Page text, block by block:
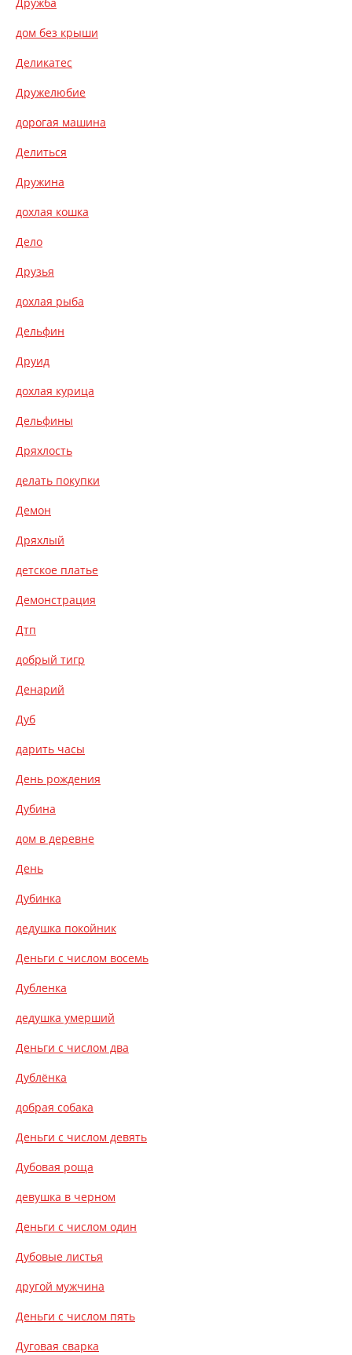
дом без крыши
Деликатес
Дружелюбие
дорогая машина
Делиться
Дружина
дохлая кошка
Дело
Друзья
дохлая рыба
Дельфин
Друид
дохлая курица
Дельфины
Дряхлость
делать покупки
Демон
Дряхлый
детское платье
Демонстрация
Дтп
добрый тигр
Денарий
Дуб
дарить часы
День рождения
Дубина
дом в деревне
День
Дубинка
дедушка покойник
Деньги с числом восемь
Дубленка
дедушка умерший
Деньги с числом два
Дублёнка
добрая собака
Деньги с числом девять
Дубовая роща
девушка в черном
Деньги с числом один
Дубовые листья
другой мужчина
Деньги с числом пять
Дуговая сварка